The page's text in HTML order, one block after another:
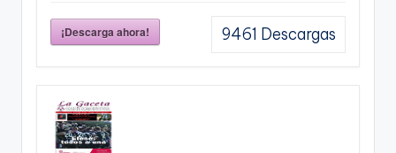
¡Descarga ahora! 9461 Descargas